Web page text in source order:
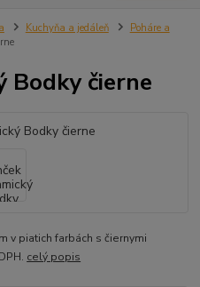
Kuchyňa a jedáleň
Poháre a
Bodky čierne
v piatich farbách s čiernymi
celý popis